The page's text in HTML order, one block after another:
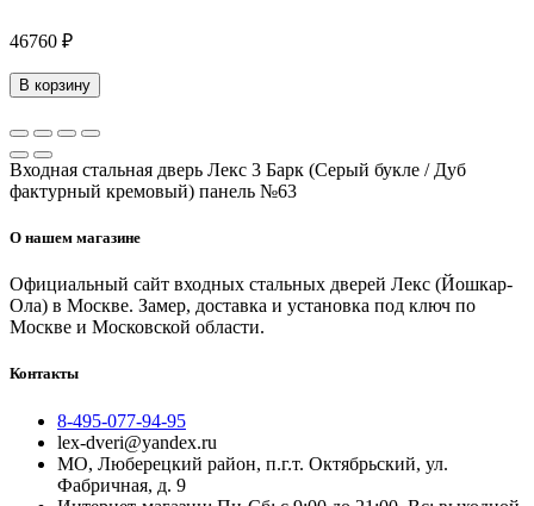
46760 ₽
В корзину
Входная стальная дверь Лекс 3 Барк (Серый букле / Дуб
фактурный кремовый) панель №63
О нашем магазине
Официальный сайт входных стальных дверей Лекс (Йошкар-
Ола) в Москве. Замер, доставка и установка под ключ по
Москве и Московской области.
Контакты
8-495-077-94-95
lex-dveri@yandex.ru
МО, Люберецкий район, п.г.т. Октябрьский, ул.
Фабричная, д. 9